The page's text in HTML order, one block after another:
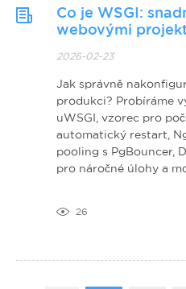
Co je WSGI:
webovými
2026-02-23
26
Jak správně
produkci? Probíráme
uWSGI, vzorec pro
automatický restart,
pooling s PgBouncer,
pro náročné úlohy a